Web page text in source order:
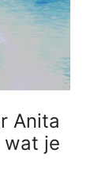
Anita
wat je